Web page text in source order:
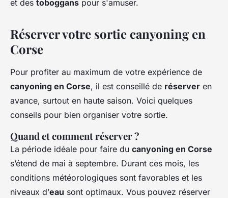
et des toboggans pour s'amuser.
Réserver votre sortie canyoning en
Corse
Pour profiter au maximum de votre expérience de
canyoning en Corse, il est conseillé de réserver en
avance, surtout en haute saison. Voici quelques
conseils pour bien organiser votre sortie.
Quand et comment réserver ?
La période idéale pour faire du canyoning en Corse
s’étend de mai à septembre. Durant ces mois, les
conditions météorologiques sont favorables et les
niveaux d’eau sont optimaux. Vous pouvez réserver